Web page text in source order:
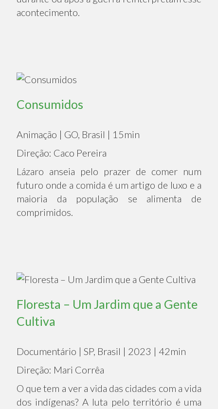
acontecimento.
Consumidos
Animação | GO, Brasil | 15min
Direção: Caco Pereira
Lázaro anseia pelo prazer de comer num
futuro onde a comida é um artigo de luxo e a
maioria da população se alimenta de
comprimidos.
Floresta – Um Jardim que a Gente
Cultiva
Documentário | SP, Brasil | 2023 | 42min
Direção: Mari Corrêa
O que tem a ver a vida das cidades com a vida
dos indígenas? A luta pelo território é uma